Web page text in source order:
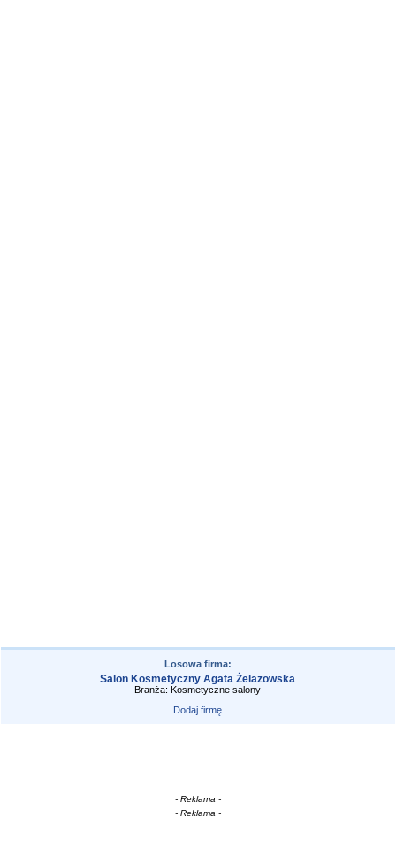
Losowa firma:
Salon Kosmetyczny Agata Żelazowska
Branża: Kosmetyczne salony
Dodaj firmę
- Reklama -
- Reklama -